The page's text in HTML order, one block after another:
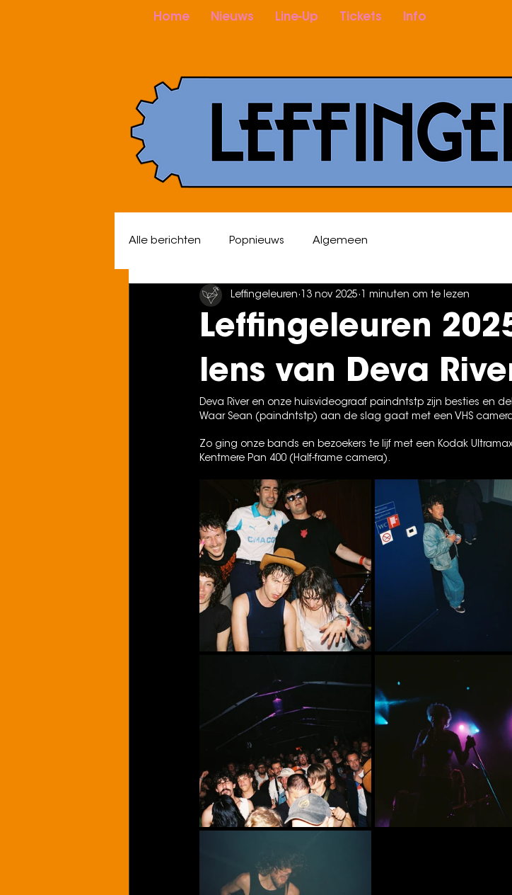
Home Nieuws Line-Up Tickets Info
Alle berichten Popnieuws Algemeen
Leffingeleuren
lens van Deva
Leffingeleuren 13 nov 2025 1 minuten om te lezen
Deva River en onze huisvideograaf paindntstp zijn besties en
Waar Sean (paindntstp) aan de slag gaat met een VHS
Zo ging onze bands en bezoekers te lijf met een Kodak
Kentmere Pan 400 (Half-frame camera).